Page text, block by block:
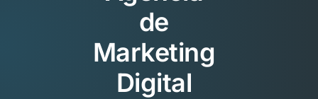
de
Marketing
Digital